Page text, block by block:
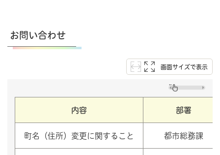
お問い合わせ
画面サイズで表示
内容 部署
町名（住所）変更に関すること 都市総務課